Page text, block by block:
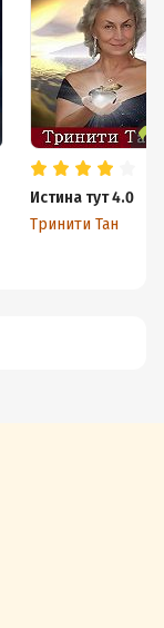
Истина тут 4.0
Тринити Тан